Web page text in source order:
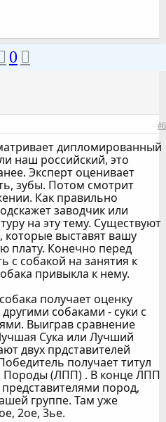
0
#6
дипломированный
наш российский, это
Эксперт оценивает
зубы. Потом смотрит
Как правильно
заводчик или
на эту тему. Существуют
выставят вашу
плату. Конечно перед
с собакой на занятия к
привыкла к нему.
получает оценку
собаками - суки с
Выиграв сравнение
Сука или Лучший
двух прдставителей
получает титул
Породы (ЛПП) . В конце ЛПП
пород,
группе. Там уже
2ое, 3ье.